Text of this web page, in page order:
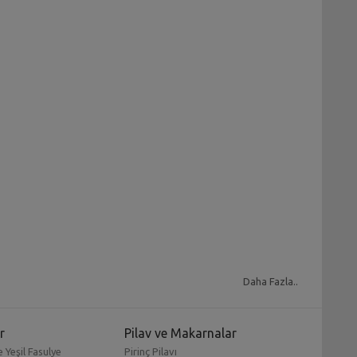
de geliyor. Deneyimli aşçı Sahrap Sosyal size
kolay olacak. Birbirinden lezzetli sofraları yemek
Daha Fazla..
Yeşil Fasulye
Pilav ve Makarnalar
Pirinç Pilavı